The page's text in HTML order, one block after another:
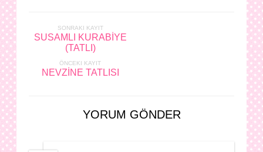
SONRAKI KAYIT
SUSAMLI KURABİYE
(TATLI)
ÖNCEKI KAYIT
NEVZİNE TATLISI
YORUM GÖNDER